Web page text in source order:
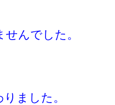
んでした。
ました。